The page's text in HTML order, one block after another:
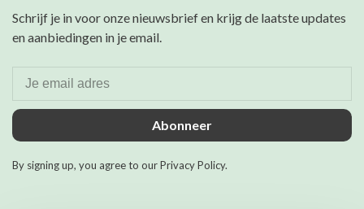
Schrijf je in voor onze nieuwsbrief en krijg de laatste updates
en aanbiedingen in je email.
Abonneer
By signing up, you agree to our Privacy Policy.